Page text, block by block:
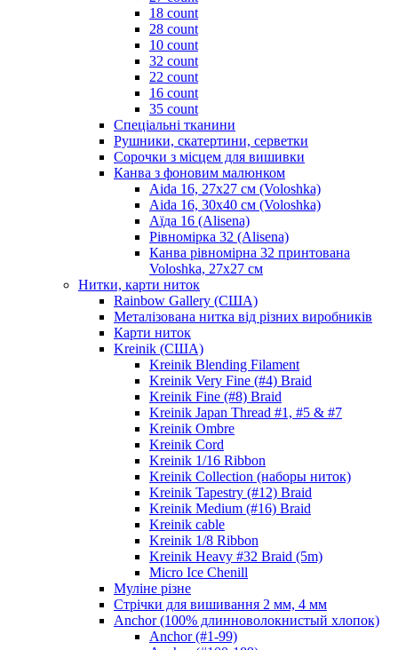
18 count
28 count
10 count
32 count
22 count
16 count
35 count
Спеціальні тканини
Рушники, скатертини, серветки
Сорочки з місцем для вишивки
Канва з фоновим малюнком
Aida 16, 27х27 см (Voloshka)
Aida 16, 30х40 см (Voloshka)
Аїда 16 (Alisena)
Рівномірка 32 (Alisena)
Канва рівномірна 32 принтована
Voloshka, 27х27 см
Нитки, карти ниток
Rainbow Gallery (США)
Металізована нитка від різних виробників
Карти ниток
Kreinik (США)
Kreinik Blending Filament
Kreinik Very Fine (#4) Braid
Kreinik Fine (#8) Braid
Kreinik Japan Thread #1, #5 & #7
Kreinik Ombre
Kreinik Cord
Kreinik 1/16 Ribbon
Kreinik Collection (наборы ниток)
Kreinik Tapestry (#12) Braid
Kreinik Medium (#16) Braid
Kreinik cable
Kreinik 1/8 Ribbon
Kreinik Heavy #32 Braid (5m)
Micro Ice Chenill
Муліне різне
Стрічки для вишивання 2 мм, 4 мм
Anchor (100% длинноволокнистый хлопок)
Anchor (#1-99)